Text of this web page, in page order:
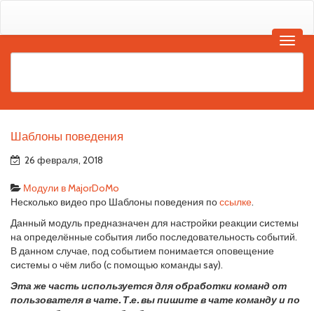
Шаблоны поведения
26 февраля, 2018
Модули в MajorDoMo
Несколько видео про Шаблоны поведения поссылке.
Данный модуль предназначен для настройки реакции системы
на определённые события либо последовательность событий.
В данном случае, под событием понимается оповещение
системы о чём либо (с помощью команды say).
Эта же часть используется для обработки команд от
пользователя в чате. Т.е. вы пишите в чате команду и по